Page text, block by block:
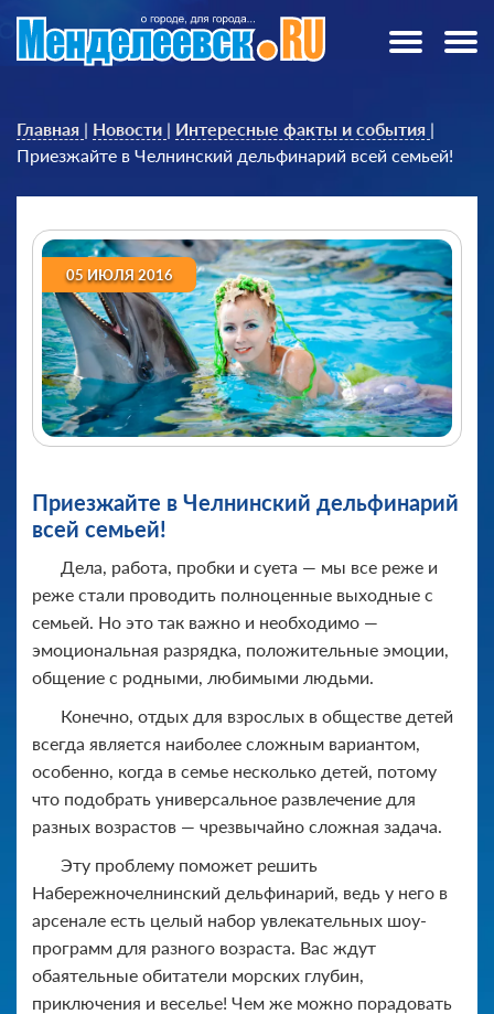
Главная | Новости | Интересные факты и события |
Приезжайте в Челнинский дельфинарий всей семьей!
05 ИЮЛЯ 2016
Приезжайте в Челнинский дельфинарий
всей семьей!
Дела, работа, пробки и суета — мы все реже и
реже стали проводить полноценные выходные с
семьей. Но это так важно и необходимо —
эмоциональная разрядка, положительные эмоции,
общение с родными, любимыми людьми.
Конечно, отдых для взрослых в обществе детей
всегда является наиболее сложным вариантом,
особенно, когда в семье несколько детей, потому
что подобрать универсальное развлечение для
разных возрастов — чрезвычайно сложная задача.
Эту проблему поможет решить
Набережночелнинский дельфинарий, ведь у него в
арсенале есть целый набор увлекательных шоу-
программ для разного возраста. Вас ждут
обаятельные обитатели морских глубин,
приключения и веселье! Чем же можно порадовать